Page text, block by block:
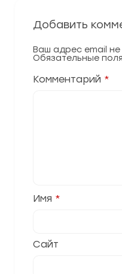
Добавить
Ваш адрес email не
Обязательные
Комментарий *
Имя *
Сайт